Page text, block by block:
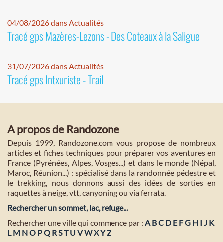
04/08/2026 dans Actualités
Tracé gps Mazères-Lezons - Des Coteaux à la Saligue
31/07/2026 dans Actualités
Tracé gps Intxuriste - Trail
A propos de Randozone
Depuis 1999, Randozone.com vous propose de nombreux
articles et fiches techniques pour préparer vos aventures en
France (Pyrénées, Alpes, Vosges...) et dans le monde (Népal,
Maroc, Réunion...) : spécialisé dans la randonnée pédestre et
le trekking, nous donnons aussi des idées de sorties en
raquettes à neige, vtt, canyoning ou via ferrata.
Rechercher un sommet, lac, refuge...
Rechercher une ville qui commence par : A BC D E FG H I J K
L M NO PQ RST U VWXYZ